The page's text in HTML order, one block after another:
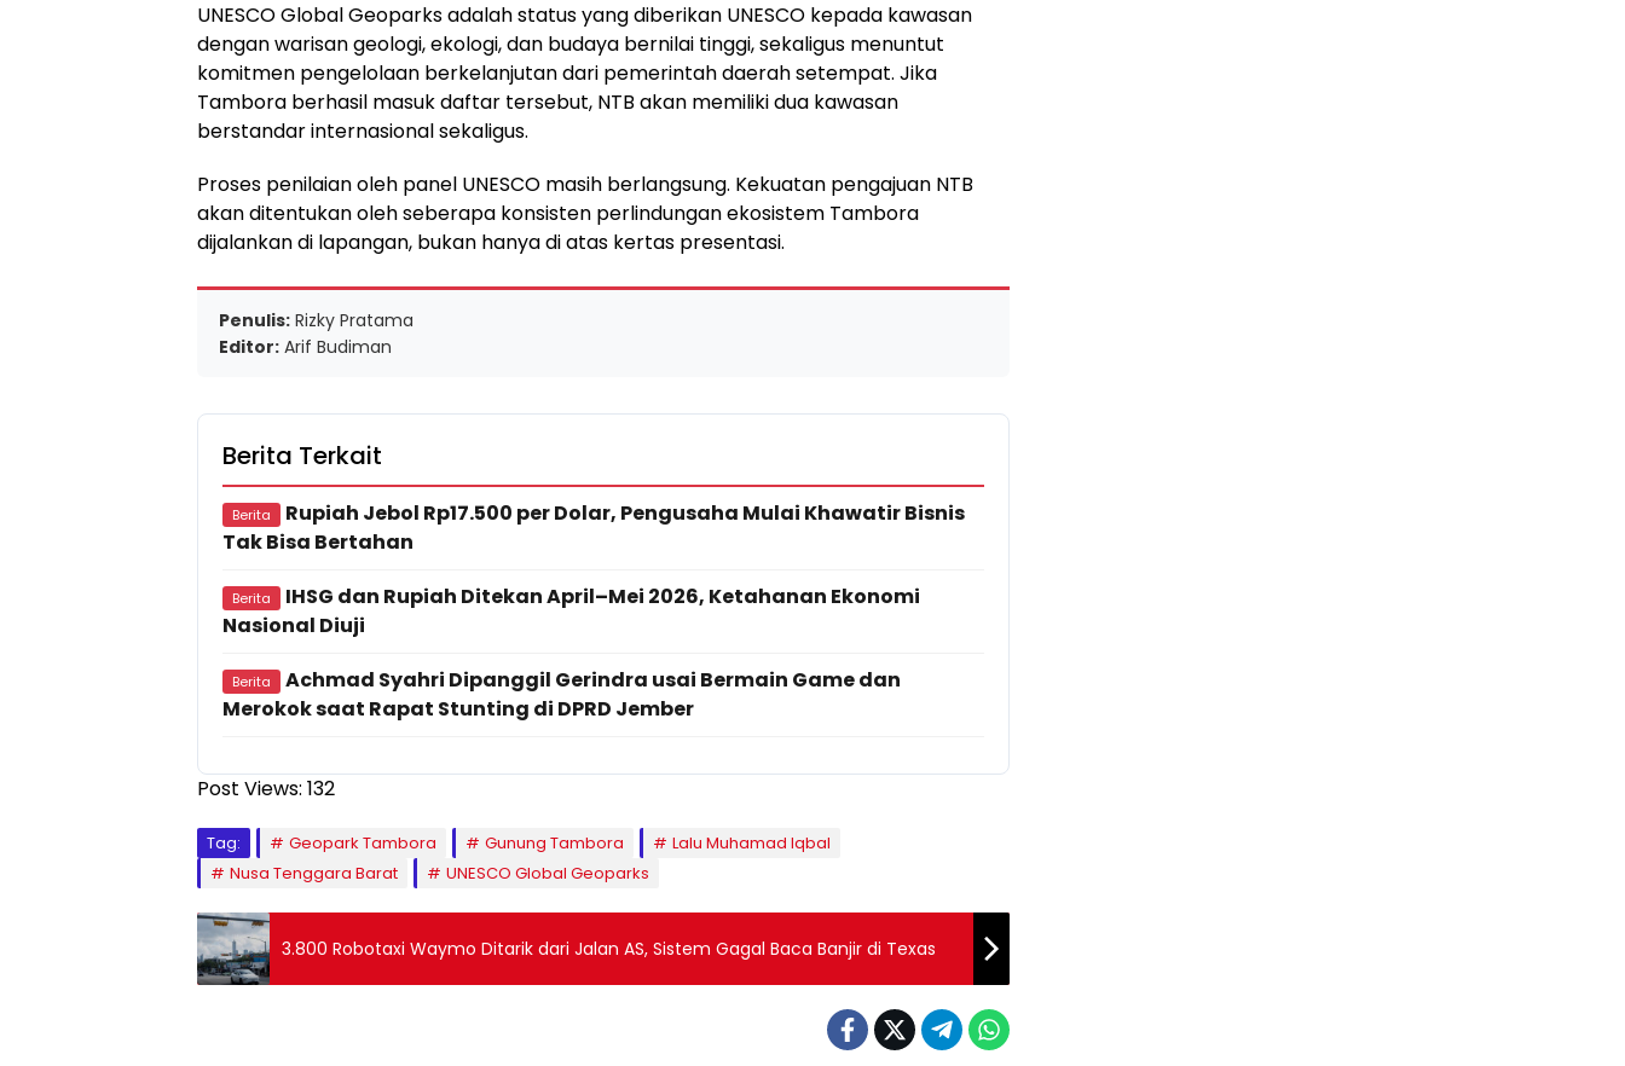
UNESCO Global Geoparks adalah status yang diberikan UNESCO kepada kawasan
dengan warisan geologi, ekologi, dan budaya bernilai tinggi, sekaligus menuntut
komitmen pengelolaan berkelanjutan dari pemerintah daerah setempat. Jika
Tambora berhasil masuk daftar tersebut, NTB akan memiliki dua kawasan
berstandar internasional sekaligus.
Proses penilaian oleh panel UNESCO masih berlangsung. Kekuatan pengajuan NTB
akan ditentukan oleh seberapa konsisten perlindungan ekosistem Tambora
dijalankan di lapangan, bukan hanya di atas kertas presentasi.
Penulis: Rizky Pratama
Editor: Arif Budiman
Berita Terkait
Berita
Rupiah Jebol Rp17.500 per Dolar, Pengusaha Mulai Khawatir Bisnis
Tak Bisa Bertahan
Berita
IHSG dan Rupiah Ditekan April–Mei 2026, Ketahanan Ekonomi
Nasional Diuji
Berita
Achmad Syahri Dipanggil Gerindra usai Bermain Game dan
Merokok saat Rapat Stunting di DPRD Jember
Post Views: 132
Tag: Geopark Tambora Gunung Tambora
Lalu Muhamad Iqbal
Nusa Tenggara Barat
UNESCO Global Geoparks
3.800 Robotaxi Waymo Ditarik dari Jalan AS, Sistem Gagal Baca Banjir di Texas